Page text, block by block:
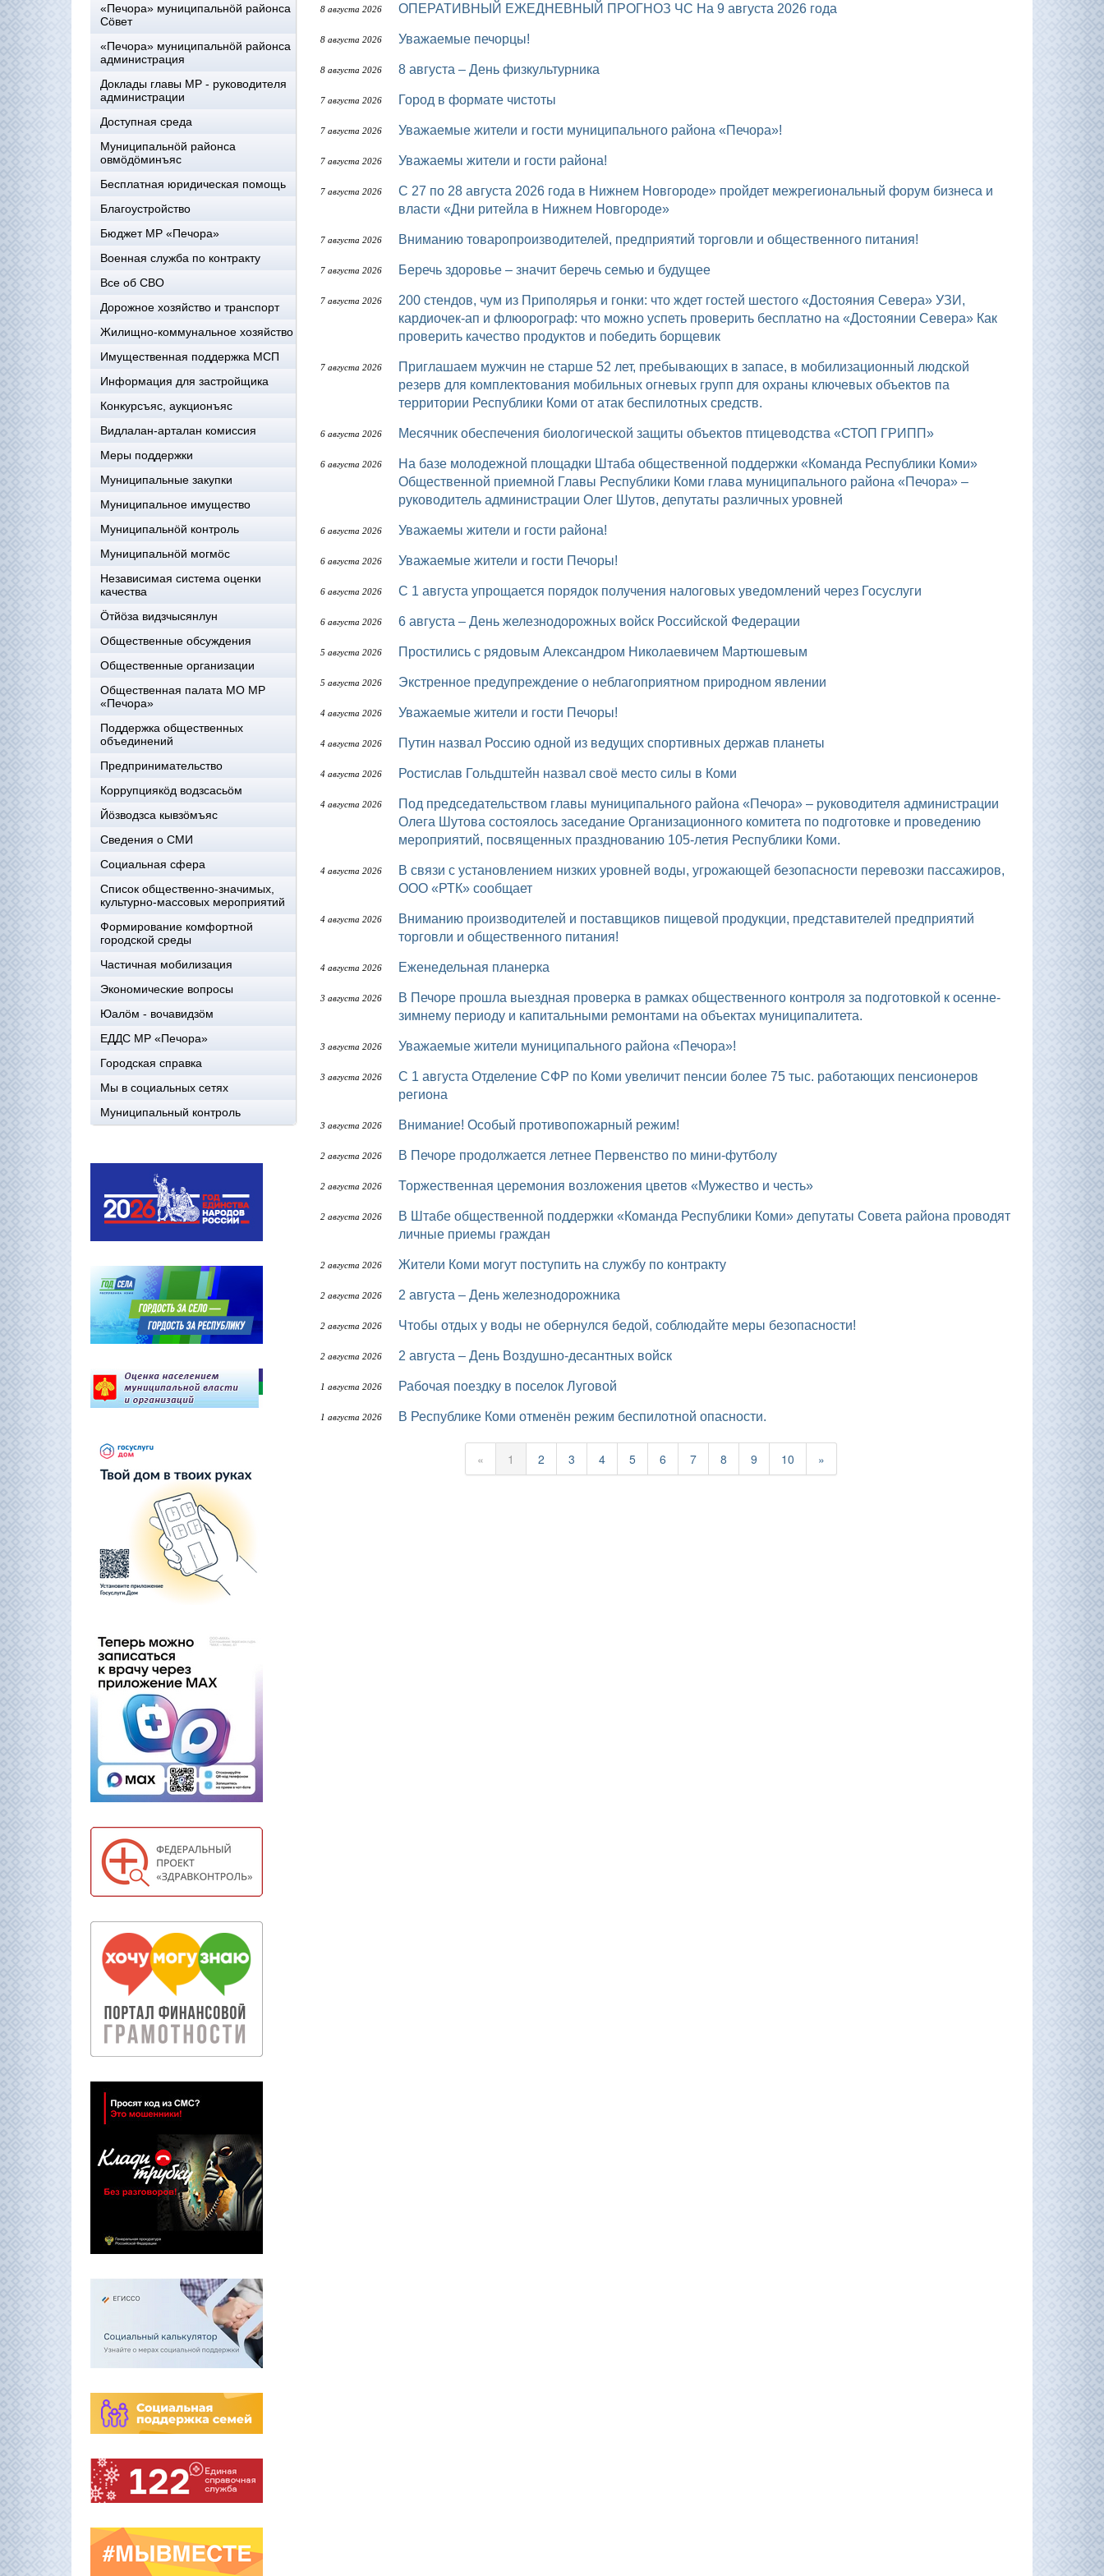
«Печора» муниципальнöй районса
Сöвет
«Печора» муниципальнöй районса
администрация
Доклады главы МР - руководителя
администрации
Доступная среда
Муниципальнöй районса
овмöдöминъяс
Бесплатная юридическая помощь
Благоустройство
Бюджет МР «Печора»
Военная служба по контракту
Все об СВО
Дорожное хозяйство и транспорт
Жилищно-коммунальное хозяйство
Имущественная поддержка МСП
Информация для застройщика
Конкурсъяс, аукционъяс
Видлалан-арталан комиссия
Меры поддержки
Муниципальные закупки
Муниципальное имущество
Муниципальнӧй контроль
Муниципальнöй могмöс
Независимая система оценки
качества
Öтйöза видзчысянлун
Общественные обсуждения
Общественные организации
Общественная палата МО МР
«Печора»
Поддержка общественных
объединений
Предпринимательство
Коррупциякöд водзсасьöм
Йöзводзса кывзöмъяс
Сведения о СМИ
Социальная сфера
Список общественно-значимых,
культурно-массовых мероприятий
Формирование комфортной
городской среды
Частичная мобилизация
Экономические вопросы
Юалӧм - вочавидзӧм
ЕДДС МР «Печора»
Городская справка
Мы в социальных сетях
Муниципальный контроль
8 августа 2026 ОПЕРАТИВНЫЙ ЕЖЕДНЕВНЫЙ ПРОГНОЗ ЧС На 9 августа 2026 года
8 августа 2026 Уважаемые печорцы!
8 августа 2026 8 августа – День физкультурника
7 августа 2026 Город в формате чистоты
7 августа 2026 Уважаемые жители и гости муниципального района «Печора»!
7 августа 2026 Уважаемы жители и гости района!
7 августа 2026
с 27 по 28 августа 2026 года в Нижнем Новгороде» пройдет межрегиональный форум бизнеса и
власти «Дни ритейла в Нижнем Новгороде»
7 августа 2026 Вниманию товаропроизводителей, предприятий торговли и общественного питания!
7 августа 2026 Беречь здоровье – значит беречь семью и будущее
7 августа 2026
200 стендов, чум из Приполярья и гонки: что ждет гостей шестого «Достояния Севера» УЗИ,
кардиочек-ап и флюорограф: что можно успеть проверить бесплатно на «Достоянии Севера» Как
проверить качество продуктов и победить борщевик
7 августа 2026
Приглашаем мужчин не старше 52 лет, пребывающих в запасе, в мобилизационный людской
резерв для комплектования мобильных огневых групп для охраны ключевых объектов па
территории Республики Коми от атак беспилотных средств.
6 августа 2026 Месячник обеспечения биологической защиты объектов птицеводства «СТОП ГРИПП»
6 августа 2026
На базе молодежной площадки Штаба общественной поддержки «Команда Республики Коми»
Общественной приемной Главы Республики Коми глава муниципального района «Печора» –
руководитель администрации Олег Шутов, депутаты различных уровней
6 августа 2026 Уважаемы жители и гости района!
6 августа 2026 Уважаемые жители и гости Печоры!
6 августа 2026 С 1 августа упрощается порядок получения налоговых уведомлений через Госуслуги
6 августа 2026 6 августа – День железнодорожных войск Российской Федерации
5 августа 2026 Простились с рядовым Александром Николаевичем Мартюшевым
5 августа 2026 Экстренное предупреждение о неблагоприятном природном явлении
4 августа 2026 Уважаемые жители и гости Печоры!
4 августа 2026 Путин назвал Россию одной из ведущих спортивных держав планеты
4 августа 2026 Ростислав Гольдштейн назвал своё место силы в Коми
4 августа 2026
Под председательством главы муниципального района «Печора» – руководителя администрации
Олега Шутова состоялось заседание Организационного комитета по подготовке и проведению
мероприятий, посвященных празднованию 105-летия Республики Коми.
4 августа 2026
В связи с установлением низких уровней воды, угрожающей безопасности перевозки пассажиров,
ООО «РТК» сообщает
4 августа 2026
Вниманию производителей и поставщиков пищевой продукции, представителей предприятий
торговли и общественного питания!
4 августа 2026 Еженедельная планерка
3 августа 2026
В Печоре прошла выездная проверка в рамках общественного контроля за подготовкой к осенне-
зимнему периоду и капитальными ремонтами на объектах муниципалитета.
3 августа 2026 Уважаемые жители муниципального района «Печора»!
3 августа 2026
С 1 августа Отделение СФР по Коми увеличит пенсии более 75 тыс. работающих пенсионеров
региона
3 августа 2026 Внимание! Особый противопожарный режим!
2 августа 2026 В Печоре продолжается летнее Первенство по мини-футболу
2 августа 2026 Торжественная церемония возложения цветов «Мужество и честь»
2 августа 2026
В Штабе общественной поддержки «Команда Республики Коми» депутаты Совета района проводят
личные приемы граждан
2 августа 2026 Жители Коми могут поступить на службу по контракту
2 августа 2026 2 августа – День железнодорожника
2 августа 2026 Чтобы отдых у воды не обернулся бедой, соблюдайте меры безопасности!
2 августа 2026 2 августа – День Воздушно-десантных войск
1 августа 2026 Рабочая поездку в поселок Луговой
1 августа 2026 В Республике Коми отменён режим беспилотной опасности.
« 1 2 3 4 5 6 7 8 9 10 »